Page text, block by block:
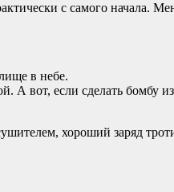
с самого начала.
в небе.
А вот, если сделать бомбу
хороший заряд